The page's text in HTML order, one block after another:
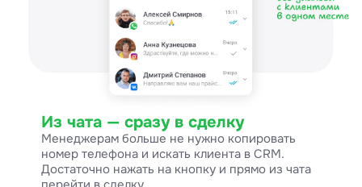
Из чата — сразу в сделку
Менеджерам больше не нужно копировать
номер телефона и искать клиента в CRM.
Достаточно нажать на кнопку и прямо из чата